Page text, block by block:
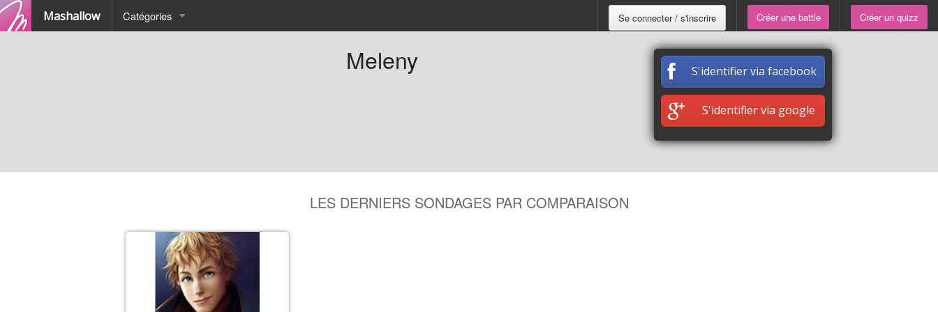
Mashallow Catégories Se connecter / s'inscrire Créer une battle Créer un quizz
Meleny S'identifier via facebook
S'identifier via google
LES DERNIERS SONDAGES PAR COMPARAISON